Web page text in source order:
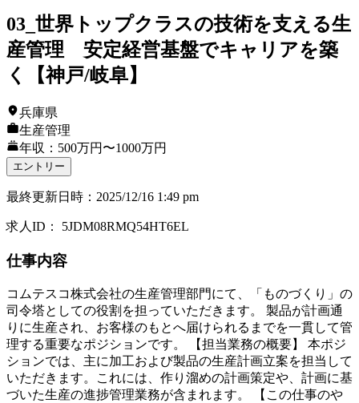
03_世界トップクラスの技術を支える生
産管理 安定経営基盤でキャリアを築
く【神戸/岐阜】
兵庫県
生産管理
年収：500万円〜1000万円
エントリー
最終更新日時 ： 2025/12/16 1:49 pm
求人ID ： 5JDM08RMQ54HT6EL
仕事内容
コムテスコ株式会社の生産管理部門にて、「ものづくり」の
司令塔としての役割を担っていただきます。 製品が計画通
りに生産され、お客様のもとへ届けられるまでを一貫して管
理する重要なポジションです。 【担当業務の概要】 本ポジ
ションでは、主に加工および製品の生産計画立案を担当して
いただきます。これには、作り溜めの計画策定や、計画に基
づいた生産の進捗管理業務が含まれます。 【この仕事のや